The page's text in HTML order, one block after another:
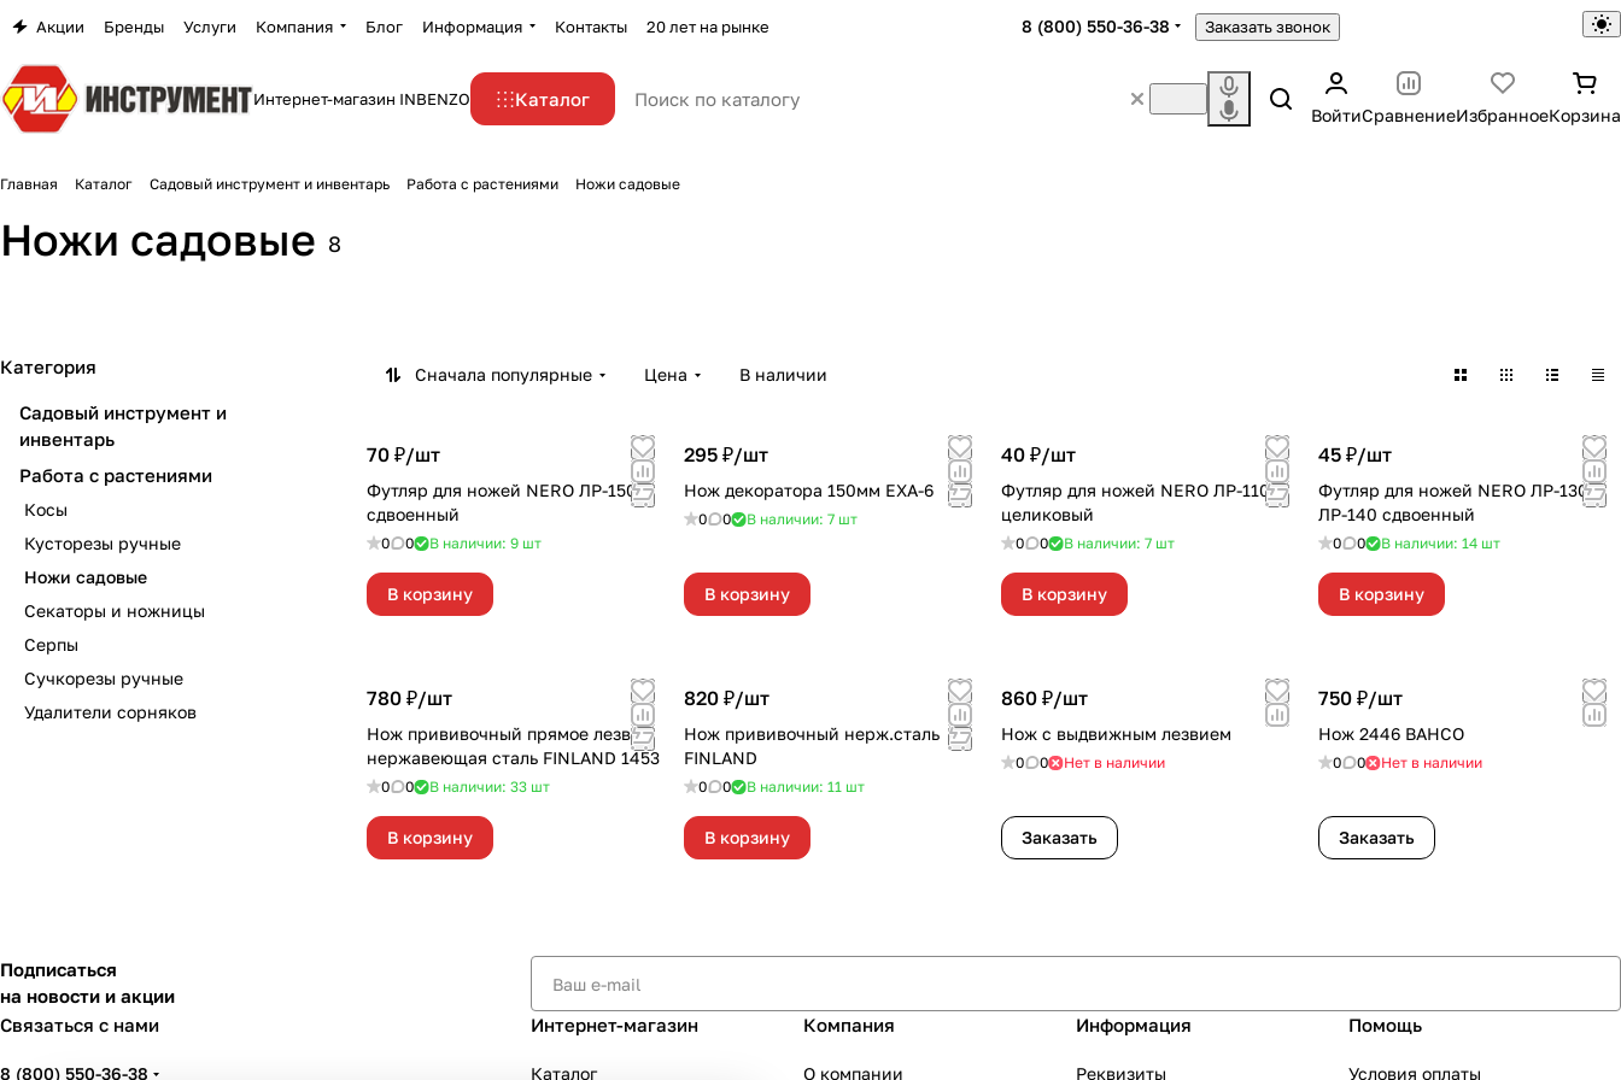
Акции Бренды Услуги Компания Блог Информация Контакты 20 лет на рынке 8 (800) 550-36-38 Заказать звонок
Интернет-магазин INBENZO Каталог
ВойтиСравнениеИзбранноеКорзина
Главная Каталог Садовый инструмент и инвентарь Работа с растениями Ножи садовые
Ножи садовые 8
Сначала популярные Цена В наличии
70 ₽/шт
Футляр для ножей NERO ЛР-150
сдвоенный
0 0 В наличии: 9 шт
В корзину
295 ₽/шт
Нож декоратора 150мм EXA-6
0 0 В наличии: 7 шт
В корзину
40 ₽/шт
Футляр для ножей NERO ЛР-110
целиковый
0 0 В наличии: 7 шт
В корзину
45 ₽/шт
Футляр для ножей NERO ЛР-130/
ЛР-140 сдвоенный
0 0 В наличии: 14 шт
В корзину
780 ₽/шт
Нож прививочный прямое лезвие
нержавеющая сталь FINLAND 1453
0 0 В наличии: 33 шт
В корзину
820 ₽/шт
Нож прививочный нерж.сталь
FINLAND
0 0 В наличии: 11 шт
В корзину
860 ₽/шт
Нож с выдвижным лезвием
0 0 Нет в наличии
Заказать
750 ₽/шт
Нож 2446 BAHCO
0 0 Нет в наличии
Заказать
Категория
Садовый инструмент и
инвентарь
Работа с растениями
Косы
Кусторезы ручные
Ножи садовые
Секаторы и ножницы
Серпы
Сучкорезы ручные
Удалители сорняков
Подписаться
на новости и акции
Связаться с нами
8 (800) 550-36-38
Интернет-магазин
Каталог
Компания
О компании
Информация
Реквизиты
Помощь
Условия оплаты